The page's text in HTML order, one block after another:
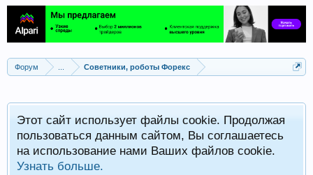
Форум Советники, роботы Форекс
Этот сайт использует файлы cookie. Продолжая
пользоваться данным сайтом, Вы соглашаетесь
на использование нами Ваших файлов cookie.
Узнать больше.